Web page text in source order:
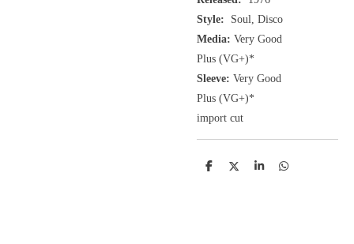
Style: Soul, Disco
Media: Very Good
Plus (VG+)*
Sleeve: Very Good
Plus (VG+)*
import cut
D
D
S
D